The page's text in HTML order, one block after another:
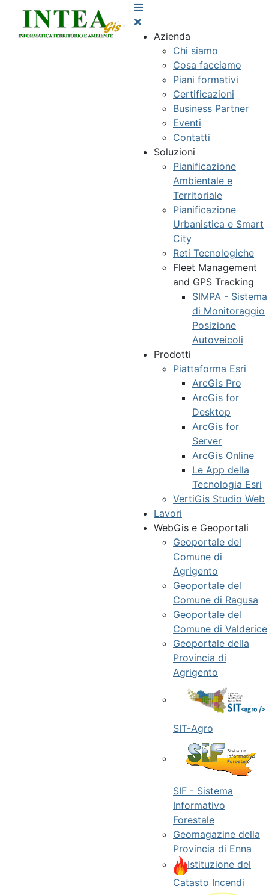
Azienda
Chi siamo
Cosa facciamo
Piani formativi
Certificazioni
Business Partner
Eventi
Contatti
Soluzioni
Pianificazione
Ambientale e
Territoriale
Pianificazione
Urbanistica e Smart
City
Reti Tecnologiche
Fleet Management
and GPS Tracking
SIMPA - Sistema
di Monitoraggio
Posizione
Autoveicoli
Prodotti
Piattaforma Esri
ArcGis Pro
ArcGis for
Desktop
ArcGis for
Server
ArcGis Online
Le App della
Tecnologia Esri
VertiGis Studio Web
Lavori
WebGis e Geoportali
Geoportale del
Comune di
Agrigento
Geoportale del
Comune di Ragusa
Geoportale del
Comune di Valderice
Geoportale della
Provincia di
Agrigento
SIT-Agro
SIF - Sistema
Informativo
Forestale
Geomagazine della
Provincia di Enna
Istituzione del
Catasto Incendi